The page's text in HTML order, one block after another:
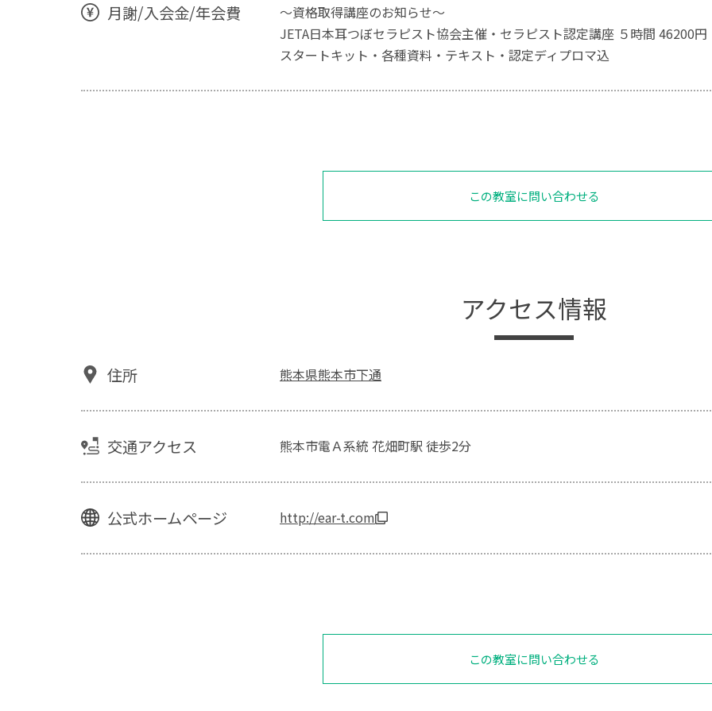
月謝/入会金/年会費
～資格取得講座のお知らせ～
JETA日本耳つぼセラピスト協会主催・セラピスト認定講座 ５時間 46200円
スタートキット・各種資料・テキスト・認定ディプロマ込
この教室に問い合わせる
アクセス情報
住所 熊本県熊本市下通
交通アクセス 熊本市電Ａ系統 花畑町駅 徒歩2分
公式ホームページ http://ear-t.com
この教室に問い合わせる